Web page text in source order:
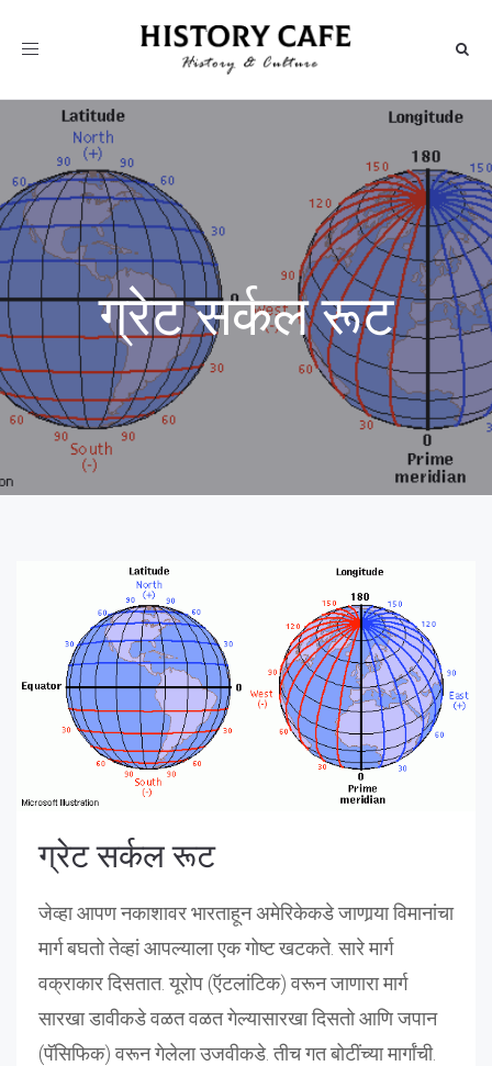
Toggle
ग्रेट सर्कल रूट
ग्रेट सर्कल रूट
जेव्हा आपण नकाशावर भारताहून अमेरिकेकडे जाणार्‍या विमानांचा
मार्ग बघतो तेव्हां आपल्याला एक गोष्ट खटकते. सारे मार्ग
वक्राकार दिसतात. यूरोप (ऍटलांटिक) वरून जाणारा मार्ग
सारखा डावीकडे वळत वळत गेल्यासारखा दिसतो आणि जपान
(पॅसिफिक) वरून गेलेला उजवीकडे. तीच गत बोटींच्या मार्गांची.